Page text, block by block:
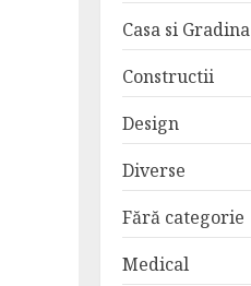
Casa si Gradina
Constructii
Design
Diverse
Fără categorie
Medical